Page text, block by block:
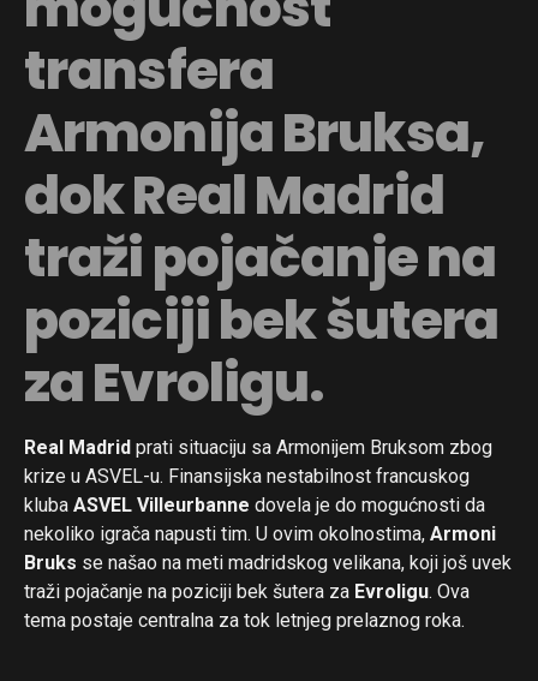
transfera
Armonija Bruksa,
dok Real Madrid
traži pojačanje na
poziciji bek šutera
za Evroligu.
Real Madrid prati situaciju sa Armonijem Bruksom zbog
krize u ASVEL-u. Finansijska nestabilnost francuskog
kluba ASVEL Villeurbanne dovela je do mogućnosti da
nekoliko igrača napusti tim. U ovim okolnostima, Armoni
Bruks se našao na meti madridskog velikana, koji još uvek
traži pojačanje na poziciji bek šutera za Evroligu. Ova
tema postaje centralna za tok letnjeg prelaznog roka.